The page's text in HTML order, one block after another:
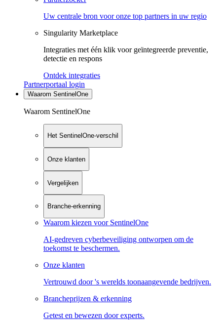
Uw centrale bron voor onze top partners in uw regio
Singularity Marketplace
Integraties met één klik voor geïntegreerde preventie,
detectie en respons
Ontdek integraties
Partnerportaal login
Waarom SentinelOne
Waarom SentinelOne
Het SentinelOne-verschil
Onze klanten
Vergelijken
Branche-erkenning
Waarom kiezen voor SentinelOne
AI-gedreven cyberbeveiliging ontworpen om de
toekomst te beschermen.
Onze klanten
Vertrouwd door 's werelds toonaangevende bedrijven.
Brancheprijzen & erkenning
Getest en bewezen door experts.